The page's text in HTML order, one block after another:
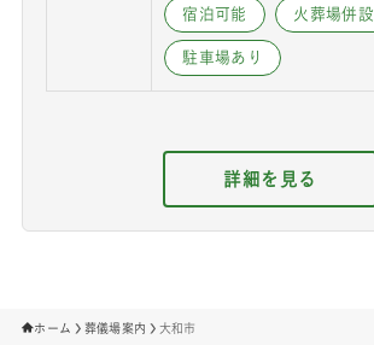
宿泊可能 火葬場併設
駐車場あり
詳細を見る
ホーム 葬儀場案内 大和市